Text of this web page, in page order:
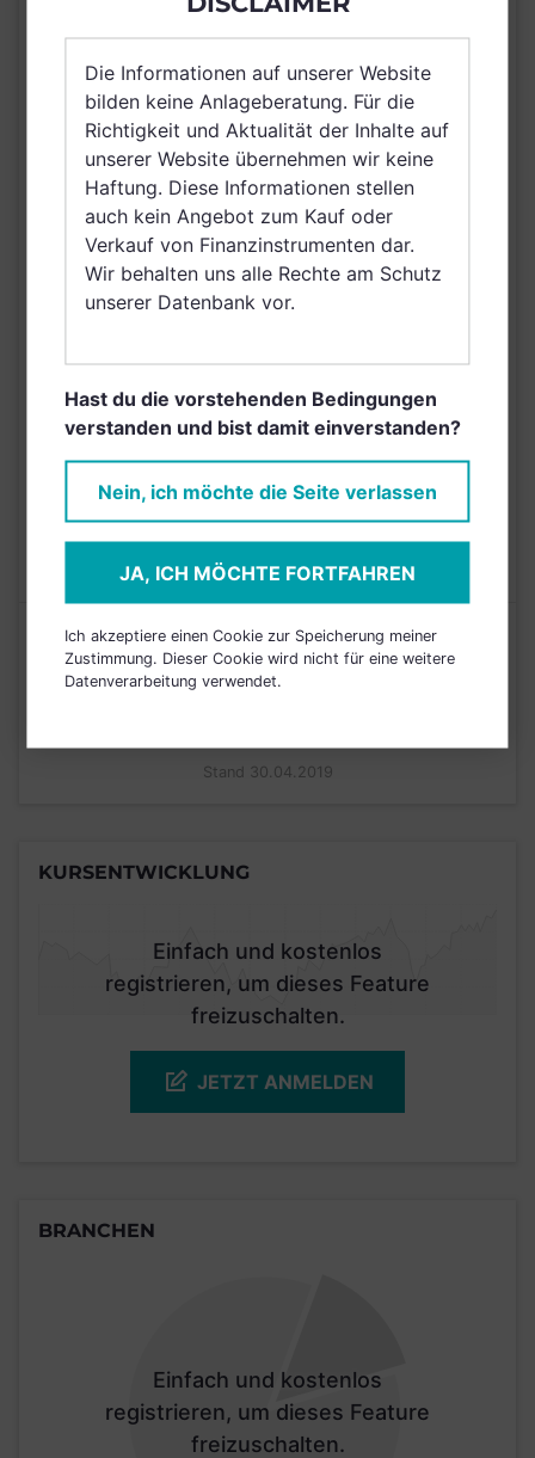
VERTRIEBSZULASSUNG
Luxemburg,
Vereinigtes Königreich
Großbritannien und
Nordirland, Österreich,
Schweiz, Finnland,
Dänemark, Hong Kong,
Ungarn, Island,
Schweden, Irland,
Belgien, Netherlands
Griechenland, Brunei
Darussalam, Saudi
Arabien
AUSGABEAUFSCHLAG 5,00%
MAX. LAUFENDE
Risikoeinstufung laut Anbieter (KID)
Stand 30.04.2019
KURSENTWICKLUNG
Einfach und kostenlos
registrieren, um dieses Feature
freizuschalten.
JETZT ANMELDEN
BRANCHEN
Einfach und kostenlos
registrieren, um dieses Feature
freizuschalten.
Die Informationen auf unserer Website
bilden keine Anlageberatung. Für die
Richtigkeit und Aktualität der Inhalte auf
unserer Website übernehmen wir keine
Haftung. Diese Informationen stellen
auch kein Angebot zum Kauf oder
Verkauf von Finanzinstrumenten dar.
Wir behalten uns alle Rechte am Schutz
unserer Datenbank vor.
Hast du die vorstehenden Bedingungen
verstanden und bist damit einverstanden?
Nein, ich möchte die Seite verlassen
JA, ICH MÖCHTE FORTFAHREN
Ich akzeptiere einen Cookie zur Speicherung meiner
Zustimmung. Dieser Cookie wird nicht für eine weitere
Datenverarbeitung verwendet.